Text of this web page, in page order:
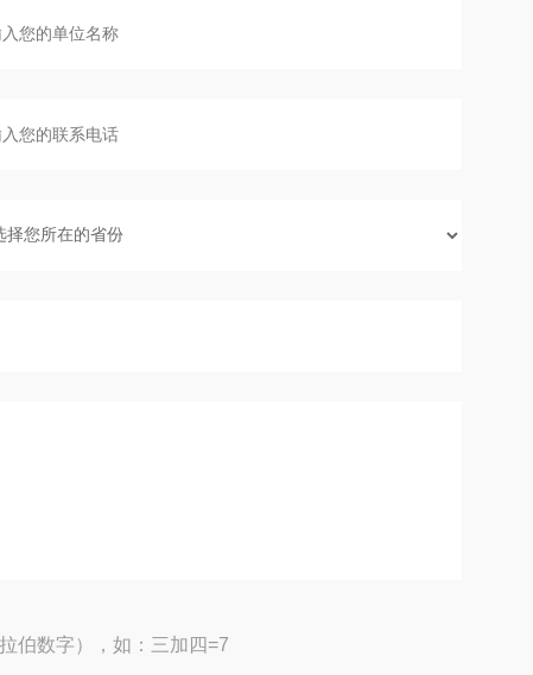
伯数字），如：三加四=7